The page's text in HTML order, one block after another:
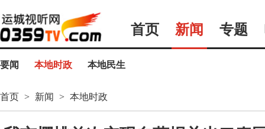
首页 新闻 专题
要闻 本地时政 本地民生
首页 > 新闻 > 本地时政